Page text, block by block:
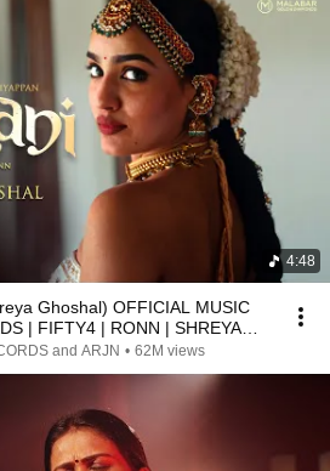
4:48
Ghoshal) OFFICIAL MUSIC
| FIFTY4 | RONN | SHREYA
and ARJN • 62M views